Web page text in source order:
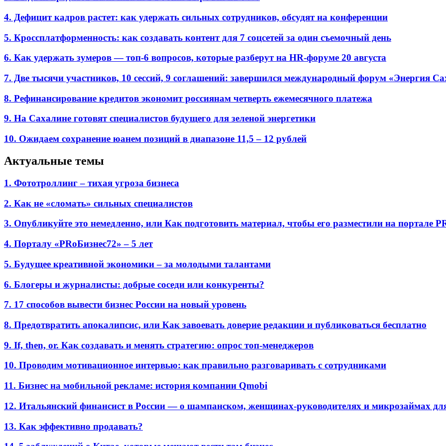
4. Дефицит кадров растет: как удержать сильных сотрудников, обсудят на конференции
5. Кроссплатформенность: как создавать контент для 7 соцсетей за один съемочный день
6. Как удержать зумеров — топ-6 вопросов, которые разберут на HR-форуме 20 августа
7. Две тысячи участников, 10 сессий, 9 соглашений: завершился международный форум «Энергия
8. Рефинансирование кредитов экономит россиянам четверть ежемесячного платежа
9. На Сахалине готовят специалистов будущего для зеленой энергетики
10. Ожидаем сохранение юанем позиций в диапазоне 11,5 – 12 рублей
Актуальные темы
1. Фототроллинг – тихая угроза бизнеса
2. Как не «сломать» сильных специалистов
3. Опубликуйте это немедленно, или Как подготовить материал, чтобы его разместили на портале
4. Порталу «PRоБизнес72» – 5 лет
5. Будущее креативной экономики – за молодыми талантами
6. Блогеры и журналисты: добрые соседи или конкуренты?
7. 17 способов вывести бизнес России на новый уровень
8. Предотвратить апокалипсис, или Как завоевать доверие редакции и публиковаться бесплатно
9. If, then, or. Как создавать и менять стратегию: опрос топ-менеджеров
10. Проводим мотивационное интервью: как правильно разговаривать с сотрудниками
11. Бизнес на мобильной рекламе: история компании Qmobi
12. Итальянский финансист в России — о шампанском, женщинах-руководителях и микрозаймах
13. Как эффективно продавать?